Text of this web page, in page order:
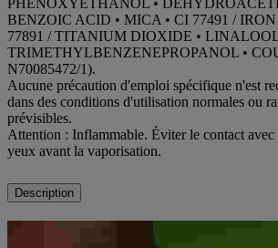
BENZOIC ACID • MICA • CI 77491 /
77891 / TITANIUM DIOXIDE •
TRIMETHYLBENZENEPROPANOL •
N70085472/1).
Aucune précaution d'emploi spécifique n'est
dans des conditions d'utilisation normales ou
prévisibles.
Attention : Inflammable. Éviter le contact avec
yeux avant la vaporisation.
Description